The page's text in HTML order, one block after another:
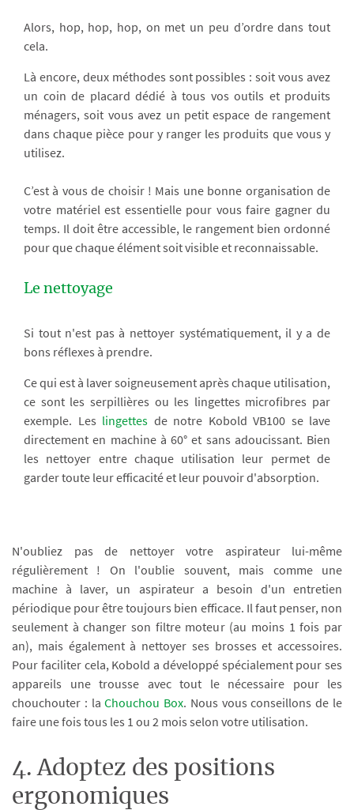
Alors, hop, hop, hop, on met un peu d’ordre dans tout
cela.
Là encore, deux méthodes sont possibles : soit vous avez
un coin de placard dédié à tous vos outils et produits
ménagers, soit vous avez un petit espace de rangement
dans chaque pièce pour y ranger les produits que vous y
utilisez.
C’est à vous de choisir ! Mais une bonne organisation de
votre matériel est essentielle pour vous faire gagner du
temps. Il doit être accessible, le rangement bien ordonné
pour que chaque élément soit visible et reconnaissable.
Le nettoyage
Si tout n'est pas à nettoyer systématiquement, il y a de
bons réflexes à prendre.
Ce qui est à laver soigneusement après chaque utilisation,
ce sont les serpillières ou les lingettes microfibres par
exemple. Les lingettes de notre Kobold VB100 se lave
directement en machine à 60° et sans adoucissant. Bien
les nettoyer entre chaque utilisation leur permet de
garder toute leur efficacité et leur pouvoir d'absorption.
N'oubliez pas de nettoyer votre aspirateur lui-même
régulièrement ! On l'oublie souvent, mais comme une
machine à laver, un aspirateur a besoin d'un entretien
périodique pour être toujours bien efficace. Il faut penser, non
seulement à changer son filtre moteur (au moins 1 fois par
an), mais également à nettoyer ses brosses et accessoires.
Pour faciliter cela, Kobold a développé spécialement pour ses
appareils une trousse avec tout le nécessaire pour les
chouchouter : laChouchou Box. Nous vous conseillons de le
faire une fois tous les 1 ou 2 mois selon votre utilisation.
4. Adoptez des positions
ergonomiques